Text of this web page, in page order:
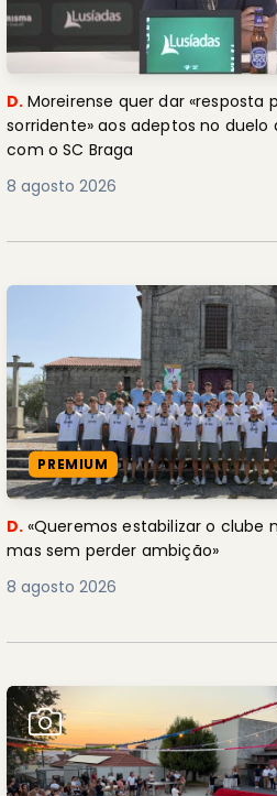
D. Moreirense quer dar «resposta
sorridente» aos adeptos no duelo
com o SC Braga
8 agosto 2026
PREMIUM
D. «Queremos estabilizar o clube
mas sem perder ambição»
8 agosto 2026